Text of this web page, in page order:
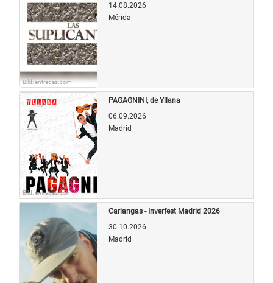
Bild: entradas.com
14.08.2026
Mérida
Bild: entradas.com
PAGAGNINI, de Yllana
06.09.2026
Madrid
Carlangas - Inverfest Madrid 2026
30.10.2026
Madrid